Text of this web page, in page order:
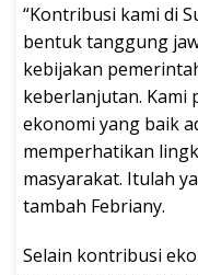
“Kontribusi kami di
bentuk tanggung
kebijakan
keberlanjutan. Kami
ekonomi yang baik
memperhatikan
masyarakat. Itulah
tambah Febriany.
Selain kontribusi